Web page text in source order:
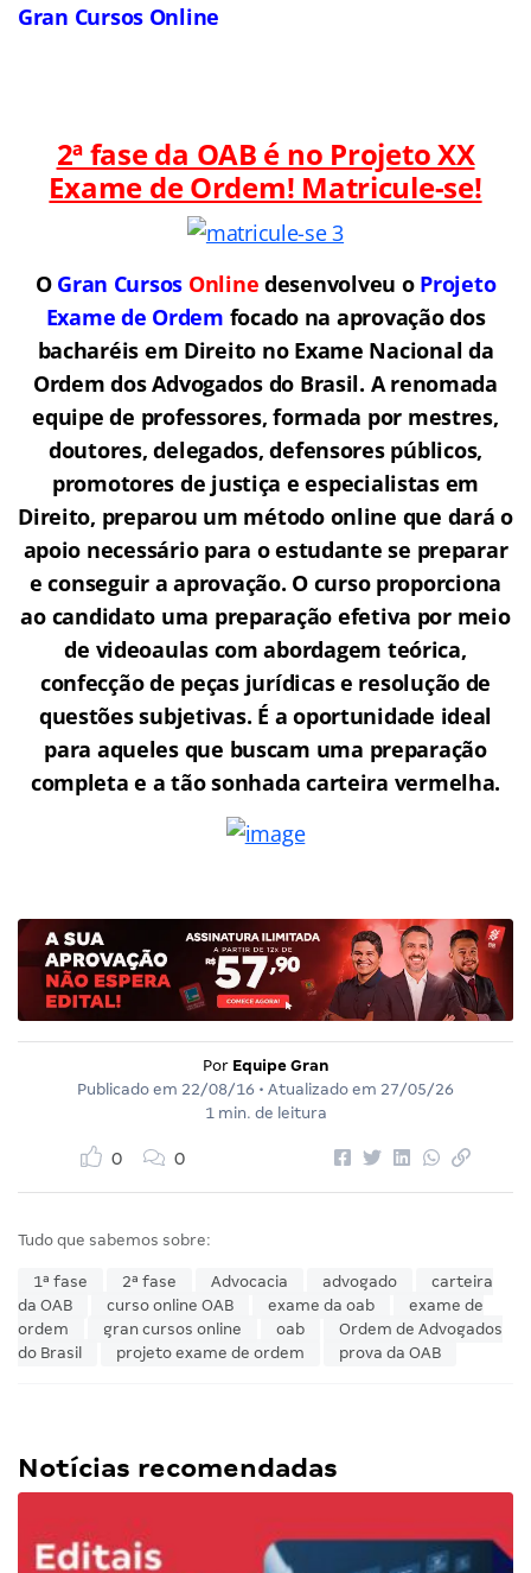
Gran Cursos Online
2ª fase da OAB é no Projeto XX
Exame de Ordem! Matricule-se!
O Gran Cursos Online desenvolveu o Projeto
Exame de Ordem focado na aprovação dos
bacharéis em Direito no Exame Nacional da
Ordem dos Advogados do Brasil. A renomada
equipe de professores, formada por mestres,
doutores, delegados, defensores públicos,
promotores de justiça e especialistas em
Direito, preparou um método online que dará o
apoio necessário para o estudante se preparar
e conseguir a aprovação. O curso proporciona
ao candidato uma preparação efetiva por meio
de videoaulas com abordagem teórica,
confecção de peças jurídicas e resolução de
questões subjetivas. É a oportunidade ideal
para aqueles que buscam uma preparação
completa e a tão sonhada carteira vermelha.
Por Equipe Gran
Publicado em 22/08/16 • Atualizado em 27/05/26
1 min. de leitura
0 0
Tudo que sabemos sobre:
1ª fase 2ª fase Advocacia advogado
carteira
da OAB
curso online OAB exame da oab
exame de
ordem
gran cursos online oab
Ordem de Advogados
do Brasil
projeto exame de ordem prova da OAB
Notícias recomendadas